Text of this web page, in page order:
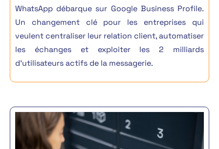
WhatsApp débarque sur Google Business Profile.
Un changement clé pour les entreprises qui
veulent centraliser leur relation client, automatiser
les échangeset exploiter les 2 milliards
d’utilisateurs actifs de la messagerie.